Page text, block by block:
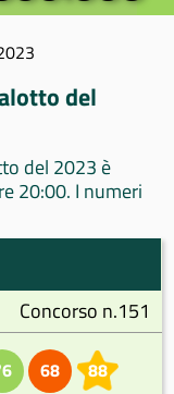
del
del 2023 è
20:00. I numeri
Concorso n.151
68 88